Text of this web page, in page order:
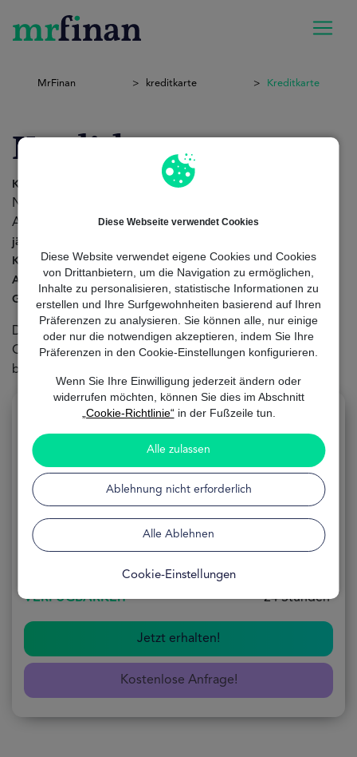
Diese Webseite verwendet Cookies
Diese Website verwendet eigene Cookies und Cookies
von Drittanbietern, um die Navigation zu ermöglichen,
Inhalte zu personalisieren, statistische Informationen zu
erstellen und Ihre Surfgewohnheiten basierend auf Ihren
Präferenzen zu analysieren. Sie können alle, nur einige
oder nur die notwendigen akzeptieren, indem Sie Ihre
Präferenzen in den Cookie-Einstellungen konfigurieren.
Wenn Sie Ihre Einwilligung jederzeit ändern oder
widerrufen möchten, können Sie dies im Abschnitt
„Cookie-Richtlinie“in der Fußzeile tun.
Alle zulassen
Ablehnung nicht erforderlich
Alle Ablehnen
Cookie-Einstellungen
MrFinan kreditkarte Kreditkarte
Kreditkarte
Kreditkarten
sind finanzielle Werkzeuge, die es den
Nutzern ermöglichen, ein
Ausgaben flexibel zu verwalten. Obwohl es Karten ohne
jährliche Gebühren
Kostenzu kennen, die damit verbunden sein können, wie
Abhebungsgebühren , Zinsen für verspätete Zahlungen oder
Gebühren im Ausland
Das Vergleichen der verschiedenen verfügbaren
Optionen kann dir helfen, die Karte zu finden, die am
besten zu
Kreditkarte
ANWENDUNG 100% Online
VERFÜGBARKEIT 24 Stunden
Jetzt erhalten!
Kostenlose Anfrage!